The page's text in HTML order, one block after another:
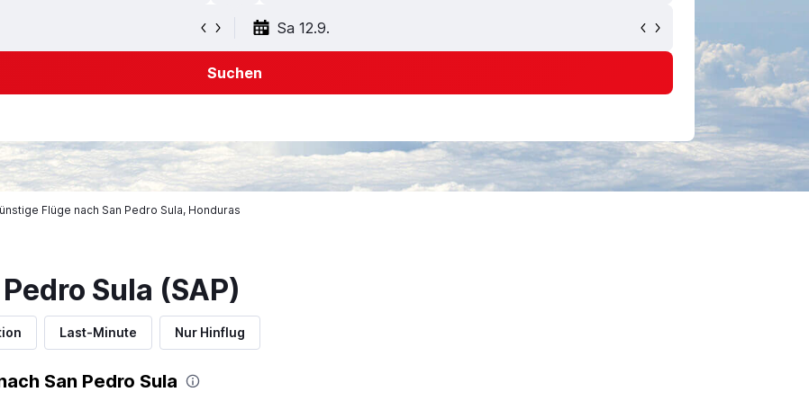
Sa 12.9.
Suchen
Flüge nach San Pedro Sula, Honduras
Sula (SAP)
Last-Minute Nur Hinflug
San Pedro Sula